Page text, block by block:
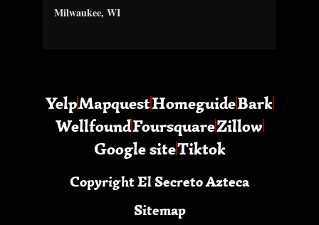
Milwaukee, WI
YelpMapquestHomeguideBark
WellfoundFoursquareZillow
Google siteTiktok
Copyright El Secreto Azteca
Sitemap